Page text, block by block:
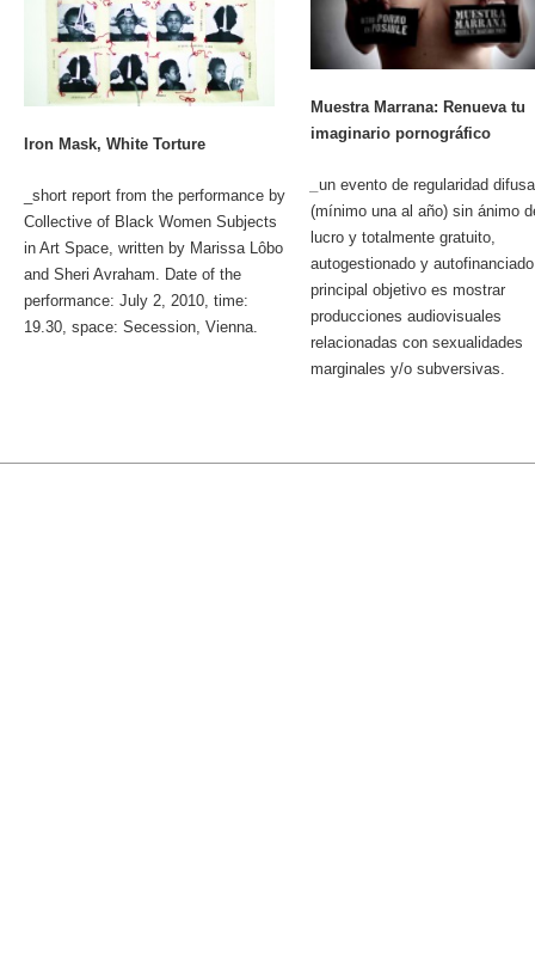
Iron Mask, White Torture
_short report from the performance by
Collective of Black Women Subjects
in Art Space, written by Marissa Lôbo
and Sheri Avraham. Date of the
performance: July 2, 2010, time:
19.30, space: Secession, Vienna.
Muestra Marrana: Renueva tu
imaginario pornográfico
un evento de regularidad difusa
(mínimo una al año) sin ánimo
lucro y totalmente gratuito,
autogestionado y
principal objetivo es mostrar
producciones audiovisuales
relacionadas con sexualidades
marginales y/o subversivas.